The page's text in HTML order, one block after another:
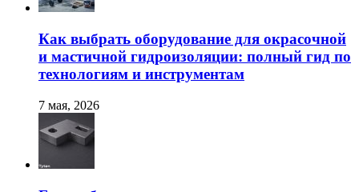
Как выбрать оборудование для окрасочной
и мастичной гидроизоляции: полный гид по
технологиям и инструментам
7 мая, 2026